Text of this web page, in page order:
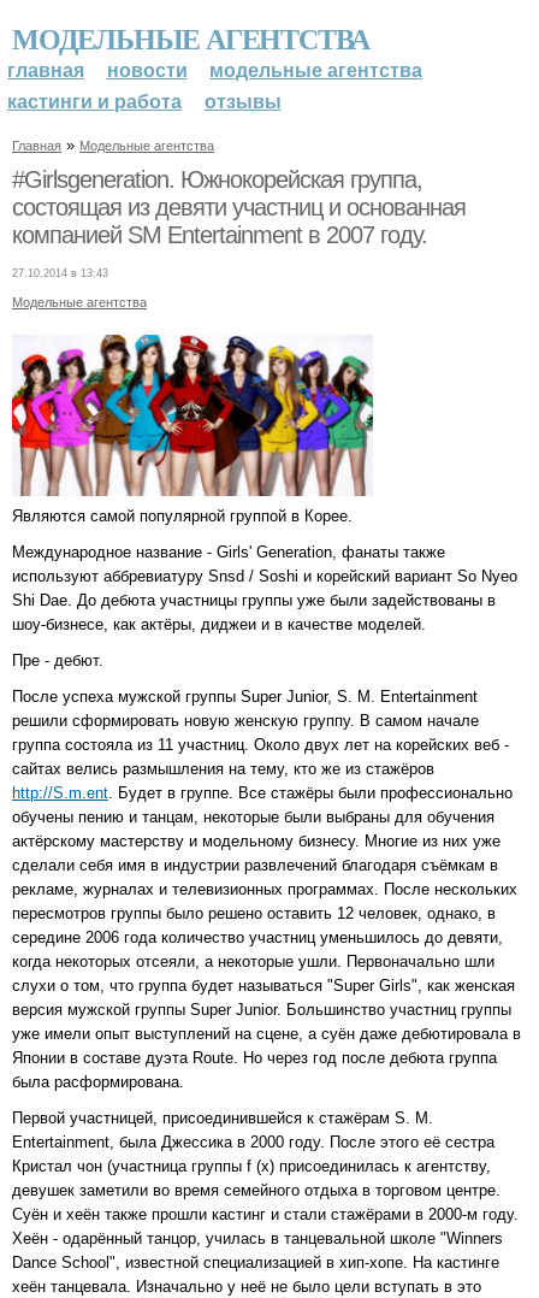
МОДЕЛЬНЫЕ АГЕНТСТВА
главная новости
модельные агентства
кастинги и работа
отзывы
Главная » Модельные агентства
#Girlsgeneration. Южнокорейская группа,
состоящая из девяти участниц и основанная
компанией SM Entertainment в 2007 году.
27.10.2014 в 13:43
Модельные агентства
Являются самой популярной группой в Корее.
Международное название - Girls' Generation, фанаты также
используют аббревиатуру Snsd / Soshi и корейский вариант So Nyeo
Shi Dae. До дебюта участницы группы уже были задействованы в
шоу-бизнесе, как актёры, диджеи и в качестве моделей.
Пре - дебют.
После успеха мужской группы Super Junior, S. M. Entertainment
решили сформировать новую женскую группу. В самом начале
группа состояла из 11 участниц. Около двух лет на корейских веб -
сайтах велись размышления на тему, кто же из стажёров
http://S.m.ent. Будет в группе. Все стажёры были профессионально
обучены пению и танцам, некоторые были выбраны для обучения
актёрскому мастерству и модельному бизнесу. Многие из них уже
сделали себя имя в индустрии развлечений благодаря съёмкам в
рекламе, журналах и телевизионных программах. После нескольких
пересмотров группы было решено оставить 12 человек, однако, в
середине 2006 года количество участниц уменьшилось до девяти,
когда некоторых отсеяли, а некоторые ушли. Первоначально шли
слухи о том, что группа будет называться "Super Girls", как женская
версия мужской группы Super Junior. Большинство участниц группы
уже имели опыт выступлений на сцене, а суён даже дебютировала в
Японии в составе дуэта Route. Но через год после дебюта группа
была расформирована.
Первой участницей, присоединившейся к стажёрам S. M.
Entertainment, была Джессика в 2000 году. После этого её сестра
Кристал чон (участница группы f (x) присоединилась к агентству,
девушек заметили во время семейного отдыха в торговом центре.
Суён и хеён также прошли кастинг и стали стажёрами в 2000-м году.
Хеён - одарённый танцор, училась в танцевальной школе "Winners
Dance School", известной специализацией в хип-хопе. На кастинге
хеён танцевала. Изначально у неё не было цели вступать в это